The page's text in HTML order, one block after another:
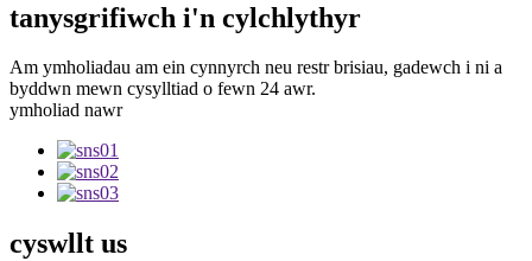
tanysgrifiwch i'n cylchlythyr
Am ymholiadau am ein cynnyrch neu restr brisiau, gadewch i ni a
byddwn mewn cysylltiad o fewn 24 awr.
ymholiad nawr
cyswllt us